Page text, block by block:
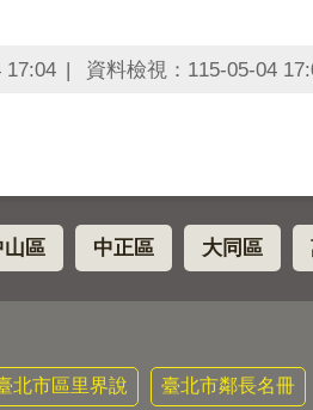
17:04 資料檢視：115-05-04
山區 中正區 大同區
北市區里界說 臺北市鄰長名冊